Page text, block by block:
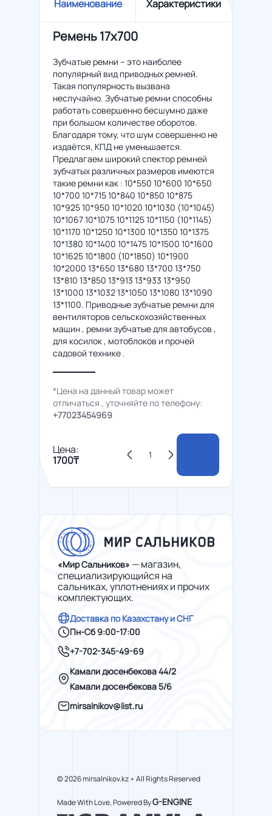
Наименование Характеристики
Ремень 17x700
Зубчатые ремни – это наиболее
популярный вид приводных ремней.
Такая популярность вызвана
неслучайно. Зубчатые ремни способны
работать совершенно бесшумно даже
при большом количестве оборотов.
Благодаря тому, что шум совершенно не
издаётся, КПД не уменьшается.
Предлагаем широкий спектор ремней
зубчатых различных размеров имеются
такие ремни как : 10*550 10*600 10*650
10*700 10*715 10*840 10*850 10*875
10*925 10*950 10*1020 10*1030 (10*1045)
10*1067 10*1075 10*1125 10*1150 (10*1145)
10*1170 10*1250 10*1300 10*1350 10*1375
10*1380 10*1400 10*1475 10*1500 10*1600
10*1625 10*1800 (10*1850) 10*1900
10*2000 13*650 13*680 13*700 13*750
13*810 13*850 13*913 13*933 13*950
13*1000 13*1032 13*1050 13*1080 13*1090
13*1100. Приводные зубчатые ремни для
вентиляторов сельскохозяйственных
машин , ремни зубчатые для автобусов ,
для косилок , мотоблоков и прочей
садовой технике .
*Цена на данный товар может
отличаться , уточняйте по телефону:
+77023454969
Цена:
1700₸
«Мир Сальников» — магазин,
специализирующийся на
сальниках, уплотнениях и прочих
комплектующих.
Доставка по Казахстану и СНГ
Пн-Сб 9:00-17:00
+7-702-345-49-69
Камали дюсенбекова 44/2
Камали дюсенбекова 5/6
mirsalnikov@list.ru
© 2026 mirsalnikov.kz • All Rights Reserved
Made With Love, Powered ByG-ENGINE